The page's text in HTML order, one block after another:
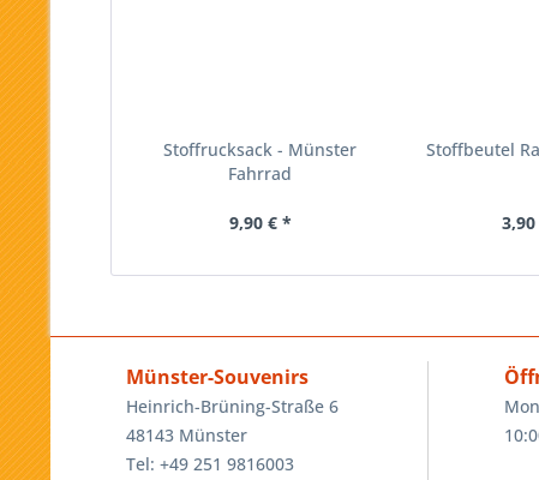
Stoffrucksack - Münster
Fahrrad
9,90 € *
Stoffbeutel
Münster-Souvenirs
Heinrich-Brüning-Straße 6
48143 Münster
Tel: +49 251 9816003